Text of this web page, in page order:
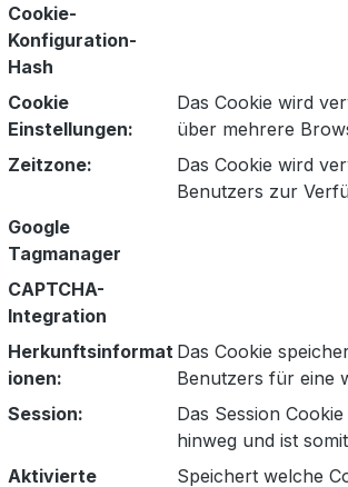
"Hale Bob Kleid
aus Los Angeles mit V-Ausschnitt
zu allen Anlässen. Das Kleid
angebracht. Gr. S entspricht der
ca. 91 cm in Gr. S und endet oberhalb
zur
Cookie-
Konfiguration-
Hash
Cookie
Einstellungen:
Das Cookie wird
über mehrere
Zeitzone:
Das Cookie wird
Benutzers zur
Google
Tagmanager
CAPTCHA-
Integration
Herkunftsinformat
ionen:
Das Cookie
Benutzers für eine
Session:
Das Session
hinweg und ist
Aktivierte
Speichert welche